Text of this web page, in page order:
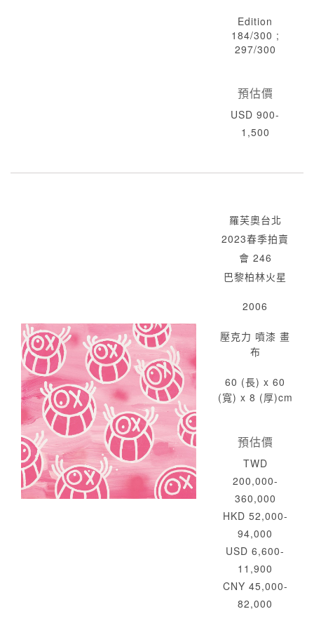
Edition
184/300 ;
297/300
預估價
USD 900-
1,500
羅芙奧台北
2023春季拍賣
會 246
巴黎柏林火星
2006
壓克力 噴漆 畫
布
60 (長) x 60
(寬) x 8 (厚)cm
預估價
TWD
200,000-
360,000
HKD 52,000-
94,000
USD 6,600-
11,900
CNY 45,000-
82,000